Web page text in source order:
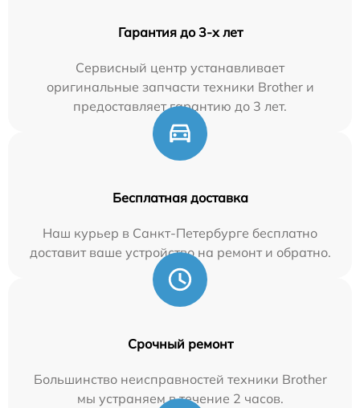
Гарантия до 3-х лет
Сервисный центр устанавливает
оригинальные запчасти техники Brother и
предоставляет гарантию до 3 лет.
Бесплатная доставка
Наш курьер в Санкт-Петербурге бесплатно
доставит ваше устройство на ремонт и обратно.
Срочный ремонт
Большинство неисправностей техники Brother
мы устраняем в течение 2 часов.